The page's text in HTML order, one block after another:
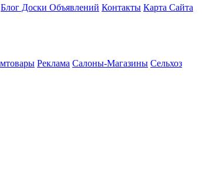
Блог Доски Объявлений Контакты Карта Сайта
Реклама Салоны-Магазины Сельхоз